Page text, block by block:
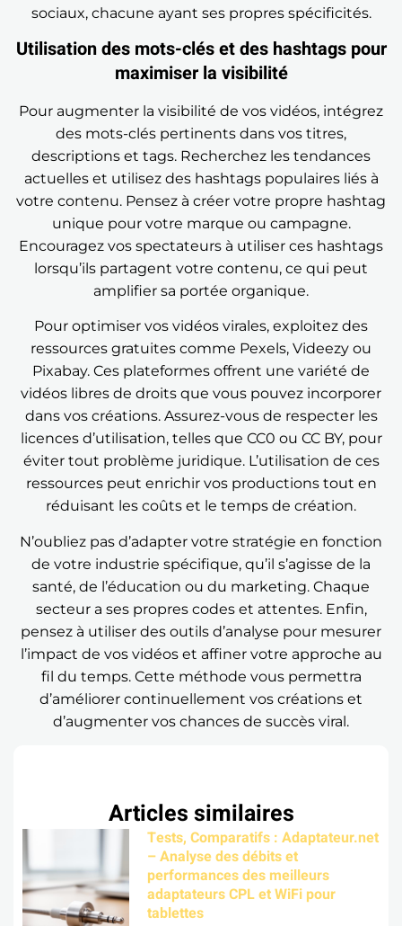
Articles similaires
Tests, Comparatifs : Adaptateur.net
– Analyse des débits et
performances des meilleurs
adaptateurs CPL et WiFi pour
tablettes
sociaux, chacune ayant ses propres spécificités.
Utilisation des mots-clés et des hashtags pour
maximiser la visibilité
Pour augmenter la visibilité de vos vidéos, intégrez
des mots-clés pertinents dans vos titres,
descriptions et tags. Recherchez les tendances
actuelles et utilisez des hashtags populaires liés à
votre contenu. Pensez à créer votre propre hashtag
unique pour votre marque ou campagne.
Encouragez vos spectateurs à utiliser ces hashtags
lorsqu’ils partagent votre contenu, ce qui peut
amplifier sa portée organique.
Pour optimiser vos vidéos virales, exploitez des
ressources gratuites comme Pexels, Videezy ou
Pixabay. Ces plateformes offrent une variété de
vidéos libres de droits que vous pouvez incorporer
dans vos créations. Assurez-vous de respecter les
licences d’utilisation, telles que CC0 ou CC BY, pour
éviter tout problème juridique. L’utilisation de ces
ressources peut enrichir vos productions tout en
réduisant les coûts et le temps de création.
N’oubliez pas d’adapter votre stratégie en fonction
de votre industrie spécifique, qu’il s’agisse de la
santé, de l’éducation ou du marketing. Chaque
secteur a ses propres codes et attentes. Enfin,
pensez à utiliser des outils d’analyse pour mesurer
l’impact de vos vidéos et affiner votre approche au
fil du temps. Cette méthode vous permettra
d’améliorer continuellement vos créations et
d’augmenter vos chances de succès viral.